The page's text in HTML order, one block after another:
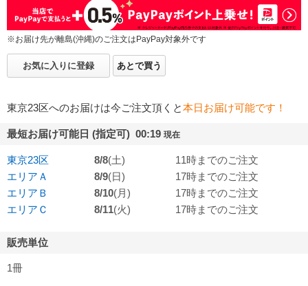
※お届け先が離島(沖縄)のご注文はPayPay対象外です
お気に入りに登録 あとで買う
東京23区へのお届けは今ご注文頂くと本日お届け可能です！
最短お届け可能日 (指定可) 00:19 現在
東京23区 8/8(土)
11時までのご注文
エリアＡ
8/9(日)
17時までのご注文
エリアＢ
8/10(月)
17時までのご注文
エリアＣ
8/11(火) 17時までのご注文
販売単位
1冊